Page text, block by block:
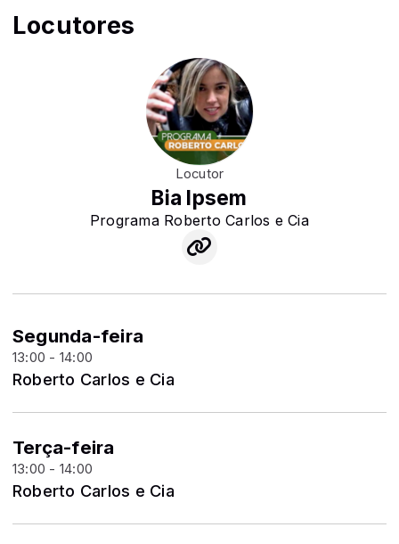
Locutores
Locutor
Bia Ipsem
Programa Roberto Carlos e Cia
Segunda-feira
13:00 - 14:00
Roberto Carlos e Cia
Terça-feira
13:00 - 14:00
Roberto Carlos e Cia